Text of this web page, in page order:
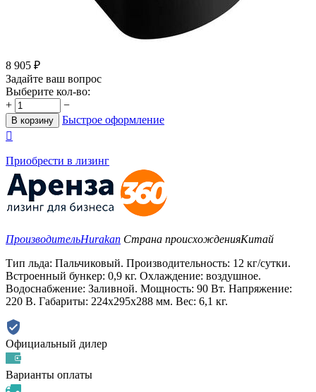
8 905 ₽
Задайте ваш вопрос
Выберите кол-во:
+
−
В корзину
Быстрое оформление

Приобрести в лизинг
ПроизводительHurakan Страна происхожденияКитай
Тип льда: Пальчиковый. Производительность: 12 кг/сутки.
Встроенный бункер: 0,9 кг. Охлаждение: воздушное.
Водоснабжение: Заливной. Мощность: 90 Вт. Напряжение:
220 В. Габариты: 224x295x288 мм. Вес: 6,1 кг.
Официальный дилер
Варианты оплаты